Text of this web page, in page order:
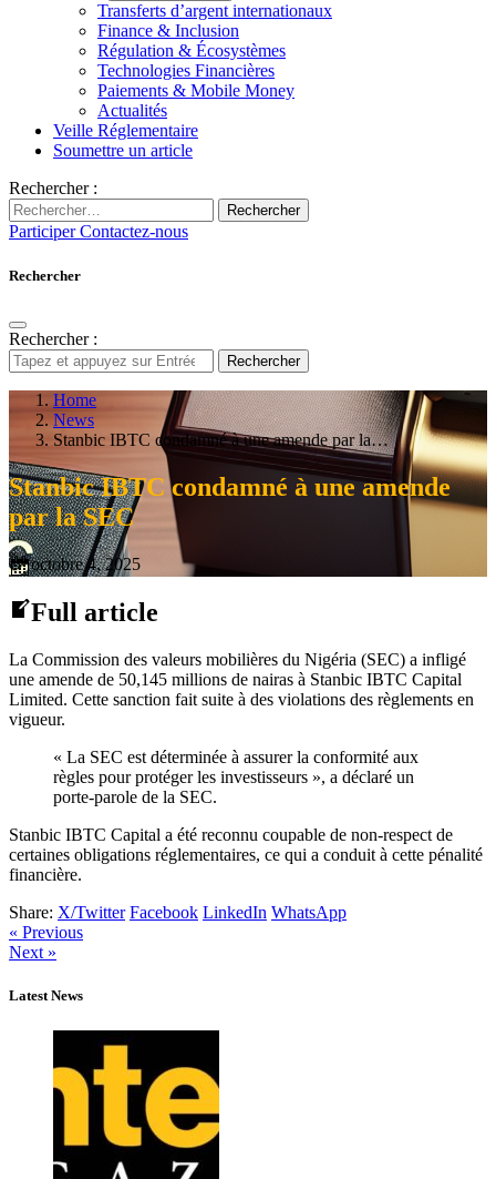
Transferts d’argent internationaux
Finance & Inclusion
Régulation & Écosystèmes
Technologies Financières
Paiements & Mobile Money
Actualités
Veille Réglementaire
Soumettre un article
Rechercher :
Rechercher
ParticiperContactez-nous
Rechercher
Rechercher :
Rechercher
Home
News
Stanbic IBTC condamné à une amende par la…
Stanbic IBTC condamné à une amende
par la SEC
octobre 4, 2025
Full article
La Commission des valeurs mobilières du Nigéria (SEC) a infligé
une amende de 50,145 millions de nairas à Stanbic IBTC Capital
Limited. Cette sanction fait suite à des violations des règlements en
vigueur.
« La SEC est déterminée à assurer la conformité aux
règles pour protéger les investisseurs », a déclaré un
porte-parole de la SEC.
Stanbic IBTC Capital a été reconnu coupable de non-respect de
certaines obligations réglementaires, ce qui a conduit à cette pénalité
financière.
Share: X/Twitter Facebook LinkedIn WhatsApp
« Previous
Next »
Latest News